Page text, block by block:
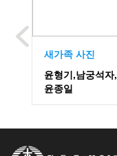
새가족 사진
윤형기,남궁석자,
윤종일